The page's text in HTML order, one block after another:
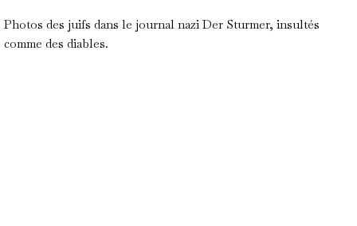
Photos des juifs dans le journal nazi Der Sturmer, insultés
comme des diables.